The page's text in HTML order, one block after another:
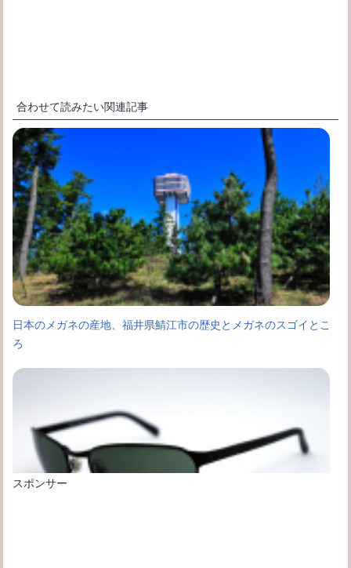
合わせて読みたい関連記事
日本のメガネの産地、福井県鯖江市の歴史とメガネのスゴイとこ
ろ
スポンサー